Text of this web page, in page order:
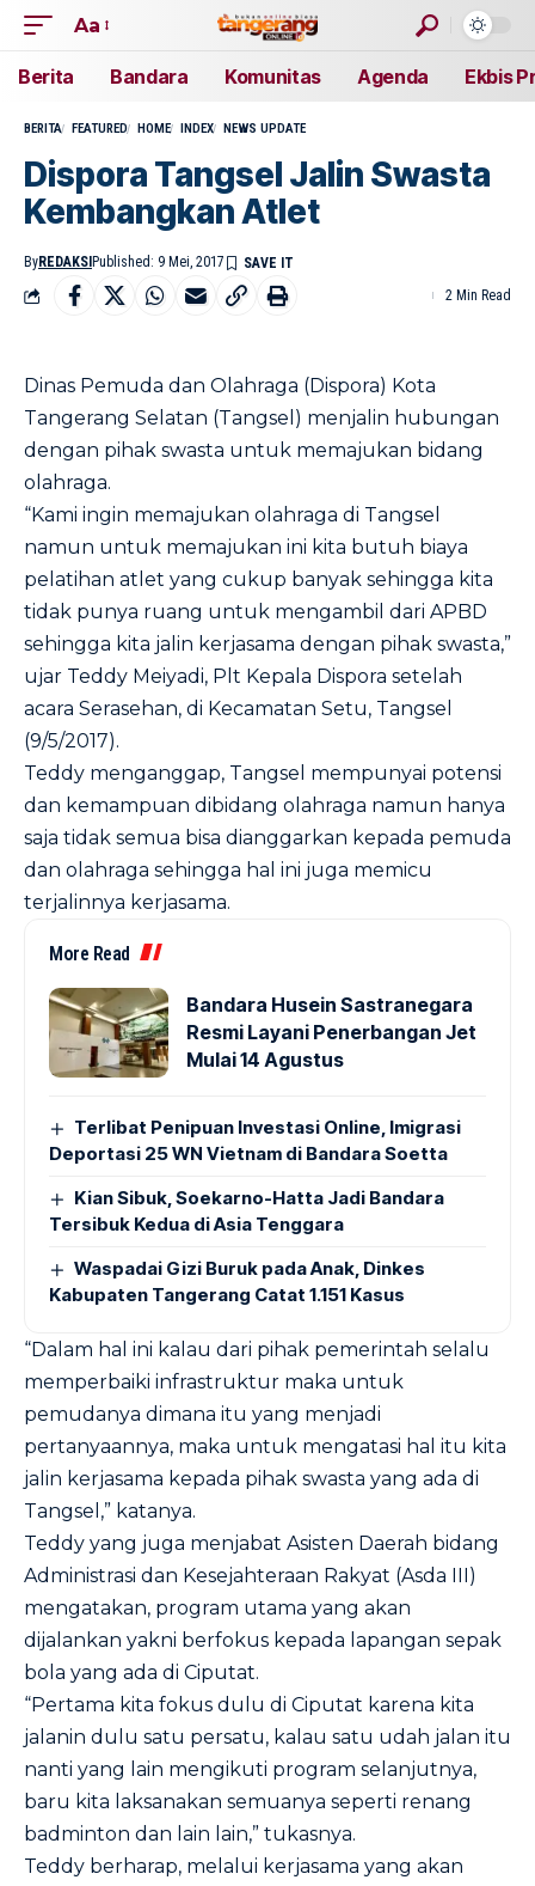
Aa
Berita Bandara Komunitas Agenda Ekbis
BERITA FEATURED HOME INDEX NEWS UPDATE
Dispora Tangsel Jalin Swasta
Kembangkan Atlet
ByREDAKSI Published: 9 Mei, 2017
2 Min Read
Dinas Pemuda dan Olahraga (Dispora) Kota
Tangerang Selatan (Tangsel) menjalin hubungan
dengan pihak swasta untuk memajukan bidang
olahraga.
“Kami ingin memajukan olahraga di Tangsel
namun untuk memajukan ini kita butuh biaya
pelatihan atlet yang cukup banyak sehingga kita
tidak punya ruang untuk mengambil dari APBD
sehingga kita jalin kerjasama dengan pihak swasta,”
ujar Teddy Meiyadi, Plt Kepala Dispora setelah
acara Serasehan, di Kecamatan Setu, Tangsel
(9/5/2017).
Teddy menganggap, Tangsel mempunyai potensi
dan kemampuan dibidang olahraga namun hanya
saja tidak semua bisa dianggarkan kepada pemuda
dan olahraga sehingga hal ini juga memicu
terjalinnya kerjasama.
More Read
Bandara Husein Sastranegara
Resmi Layani Penerbangan Jet
Mulai 14 Agustus
Terlibat Penipuan Investasi Online, Imigrasi
Deportasi 25 WN Vietnam di Bandara Soetta
Kian Sibuk, Soekarno-Hatta Jadi Bandara
Tersibuk Kedua di Asia Tenggara
Waspadai Gizi Buruk pada Anak, Dinkes
Kabupaten Tangerang Catat 1.151 Kasus
“Dalam hal ini kalau dari pihak pemerintah selalu
memperbaiki infrastruktur maka untuk
pemudanya dimana itu yang menjadi
pertanyaannya, maka untuk mengatasi hal itu kita
jalin kerjasama kepada pihak swasta yang ada di
Tangsel,” katanya.
Teddy yang juga menjabat Asisten Daerah bidang
Administrasi dan Kesejahteraan Rakyat (Asda III)
mengatakan, program utama yang akan
dijalankan yakni berfokus kepada lapangan sepak
bola yang ada di Ciputat.
“Pertama kita fokus dulu di Ciputat karena kita
jalanin dulu satu persatu, kalau satu udah jalan itu
nanti yang lain mengikuti program selanjutnya,
baru kita laksanakan semuanya seperti renang
badminton dan lain lain,” tukasnya.
Teddy berharap, melalui kerjasama yang akan